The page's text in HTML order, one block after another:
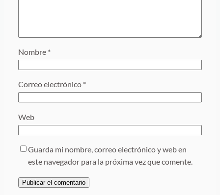
Nombre *
Correo electrónico *
Web
Guarda mi nombre, correo electrónico y web en
este navegador para la próxima vez que comente.